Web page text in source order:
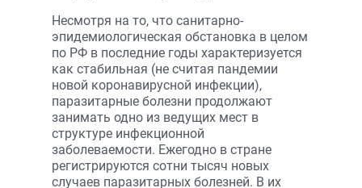
Несмотря на то, что санитарно-
эпидемиологическая обстановка в целом
по РФ в последние годы характеризуется
как стабильная (не считая пандемии
новой коронавирусной инфекции),
паразитарные болезни продолжают
занимать одно из ведущих мест в
структуре инфекционной
заболеваемости. Ежегодно в стране
регистрируются сотни тысяч новых
случаев паразитарных болезней. В их